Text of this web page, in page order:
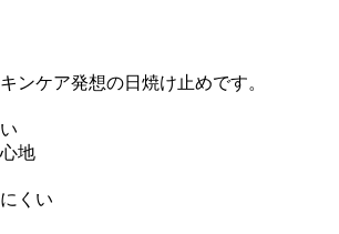
ンケア発想の日焼け止めです。
地
くい